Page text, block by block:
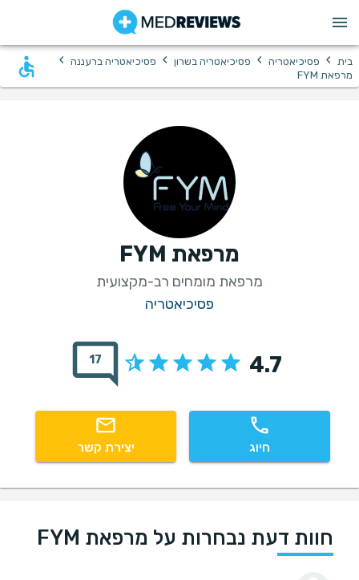
בית › פסיכיאטריה › פסיכיאטריה בשרון › פסיכיאטריה ברעננה ›
מרפאת FYM
מרפאת FYM
מרפאת מומחים רב-מקצועית
פסיכיאטריה
4.7
17
חיוג יצירת קשר
חוות דעת נבחרות על מרפאת FYM